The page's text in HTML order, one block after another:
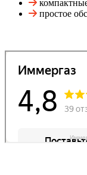
простое